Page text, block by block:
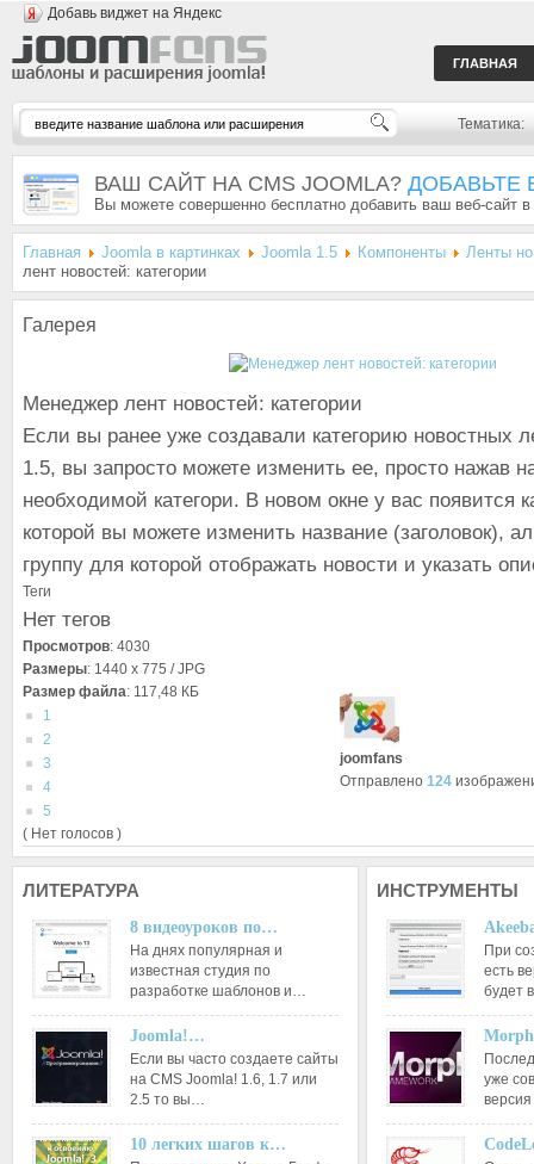
Добавь виджет на Яндекс
ГЛАВНАЯ
Тематика:
ВАШ САЙТ НА CMS JOOMLA? ДОБАВЬТЕ
Вы можете совершенно бесплатно добавить ваш веб-сайт
Главная Joomla в картинках Joomla 1.5 Компоненты
Ленты
лент новостей: категории
Галерея
Менеджер лент новостей: категории
Если вы ранее уже создавали категорию новостных
1.5, вы запросто можете изменить ее, просто нажав
необходимой категори. В новом окне у вас появится
которой вы можете изменить название (заголовок),
группу для которой отображать новости и указать
Теги
Нет тегов
Просмотров: 4030
Размеры: 1440 x 775 / JPG
Размер файла: 117,48 КБ
1
2
3
4
5
( Нет голосов )
joomfans
Отправлено 124
ЛИТЕРАТУРА
8 видеоуроков по…
На днях популярная и
известная студия по
разработке шаблонов и…
Joomla!…
Если вы часто создаете сайты
на CMS Joomla! 1.6, 1.7 или
2.5 то вы…
10 легких шагов к…
ИНСТРУМЕНТЫ
При
есть
будет
уже